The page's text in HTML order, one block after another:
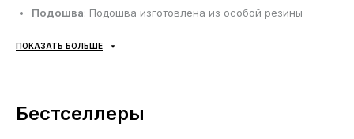
Подошва: Подошва изготовлена из особой резины
Сезонность: Зима, демисезон;
Все товары доставляются исключительно с помощью
ПОКАЗАТЬ БОЛЬШЕ
Бестселлеры